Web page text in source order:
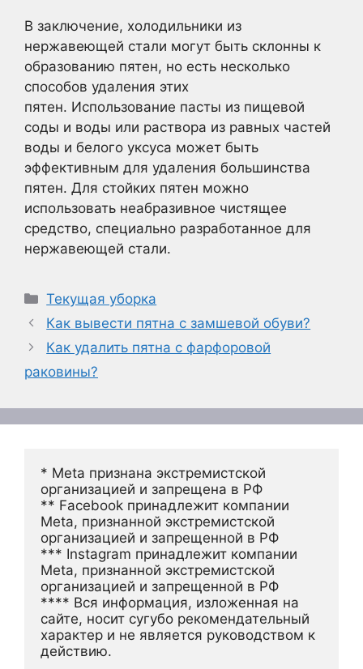
В заключение, холодильники из
нержавеющей стали могут быть склонны к
образованию пятен, но есть несколько
способов удаления этих
пятен. Использование пасты из пищевой
соды и воды или раствора из равных частей
воды и белого уксуса может быть
эффективным для удаления большинства
пятен. Для стойких пятен можно
использовать неабразивное чистящее
средство, специально разработанное для
нержавеющей стали.
Рубрики
Текущая уборка
Как вывести пятна с замшевой обуви?
Как удалить пятна с фарфоровой
раковины?
* Meta признана экстремистской
организацией и запрещена в РФ
** Facebook принадлежит компании
Meta, признанной экстремистской
организацией и запрещенной в РФ
*** Instagram принадлежит компании
Meta, признанной экстремистской
организацией и запрещенной в РФ
**** Вся информация, изложенная на
сайте, носит сугубо рекомендательный
характер и не является руководством к
действию.